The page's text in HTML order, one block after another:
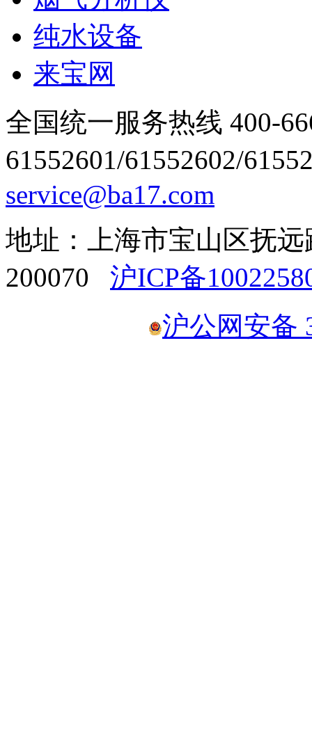
纯水设备
来宝网
全国统一服务热线 400-
61552601/61552602/
service@ba17.com
地址：上海市宝山区抚
200070 沪ICP备
沪公网安备